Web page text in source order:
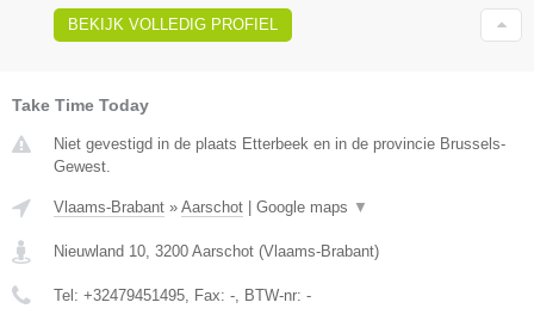
BEKIJK VOLLEDIG PROFIEL
Take Time Today
Niet gevestigd in de plaats Etterbeek en in de provincie Brussels-
Gewest.
Vlaams-Brabant » Aarschot Google maps ▼
Nieuwland 10, 3200 Aarschot (Vlaams-Brabant)
Tel: +32479451495, Fax: -, BTW-nr: -